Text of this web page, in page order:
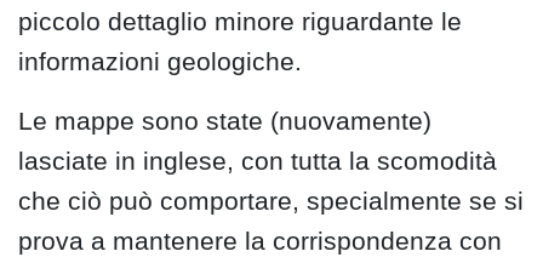
piccolo dettaglio minore riguardante le
informazioni geologiche.
Le mappe sono state (nuovamente)
lasciate in inglese, con tutta la scomodità
che ciò può comportare, specialmente se si
prova a mantenere la corrispondenza con